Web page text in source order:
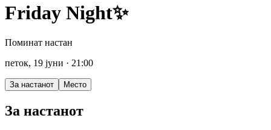
Friday Night✨
Поминат настан
петок, 19 јуни · 21:00
За настанот Место
За настанот